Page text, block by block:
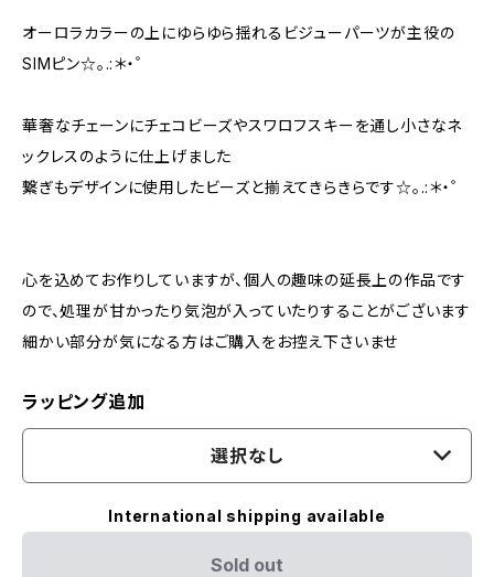
オーロラカラーの上にゆらゆら揺れるビジューパーツが主役の
SIMピン☆。.:＊・゜
華奢なチェーンにチェコビーズやスワロフスキーを通し小さなネ
ックレスのように仕上げました
繋ぎもデザインに使用したビーズと揃えてきらきらです☆。.:＊・゜
心を込めてお作りしていますが、個人の趣味の延長上の作品です
ので、処理が甘かったり気泡が入っていたりすることがございます
細かい部分が気になる方はご購入をお控え下さいませ
ラッピング追加
選択なし
International shipping available
Sold out